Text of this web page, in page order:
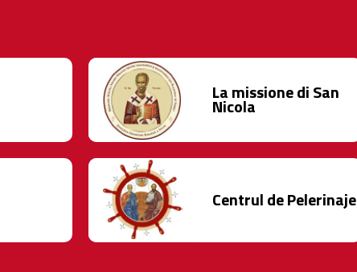
La missione di San
Nicola
Centrul de Pelerinaje